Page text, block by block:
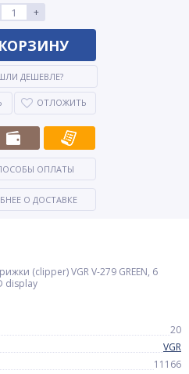
(clipper) VGR V-279 GREEN, 6
display
+
ДЕШЕВЛЕ?
ОТЛОЖИТЬ
ОПЛАТЫ
О ДОСТАВКЕ
20
VGR
11166